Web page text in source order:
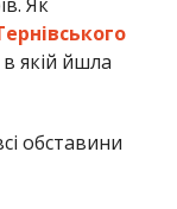
якій йшла
обставини